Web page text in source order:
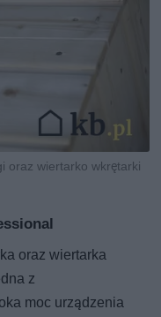
oraz wiertarko wkrętarki
oraz wiertarka
z
moc urządzenia